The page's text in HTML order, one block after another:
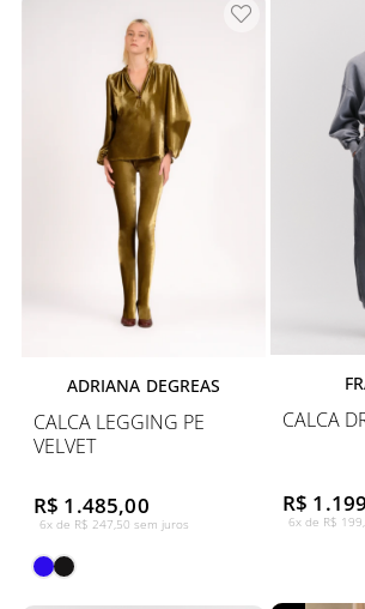
ADRIANA DEGREAS
CALCA LEGGING PE
VELVET
R$ 1.485,00
6x de R$ 247,50 sem juros
CALCA
R$
6x de R$